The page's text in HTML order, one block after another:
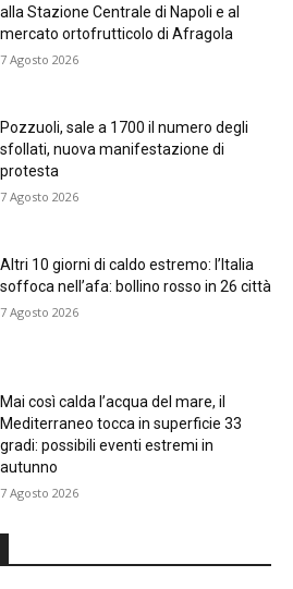
alla Stazione Centrale di Napoli e al
mercato ortofrutticolo di Afragola
7 Agosto 2026
Pozzuoli, sale a 1700 il numero degli
sfollati, nuova manifestazione di
protesta
7 Agosto 2026
Altri 10 giorni di caldo estremo: l’Italia
soffoca nell’afa: bollino rosso in 26 città
7 Agosto 2026
Mai così calda l’acqua del mare, il
Mediterraneo tocca in superficie 33
gradi: possibili eventi estremi in
autunno
7 Agosto 2026